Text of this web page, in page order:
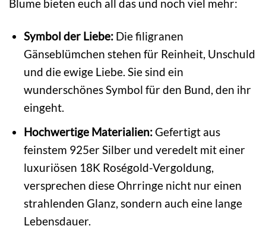
Blume bieten euch all das und noch viel mehr:
Symbol der Liebe:Die filigranen
Gänseblümchen stehen für Reinheit, Unschuld
und die ewige Liebe. Sie sind ein
wunderschönes Symbol für den Bund, den ihr
eingeht.
Hochwertige Materialien:Gefertigt aus
feinstem 925er Silber und veredelt mit einer
luxuriösen 18K Roségold-Vergoldung,
versprechen diese Ohrringe nicht nur einen
strahlenden Glanz, sondern auch eine lange
Lebensdauer.